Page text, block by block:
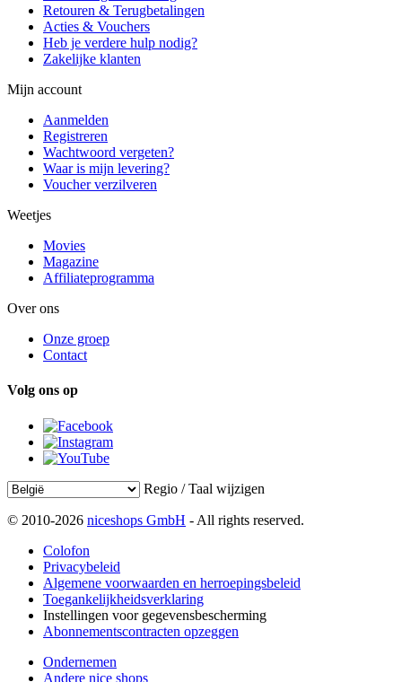
Retouren & Terugbetalingen
Acties & Vouchers
Heb je verdere hulp nodig?
Zakelijke klanten
Mijn account
Aanmelden
Registreren
Wachtwoord vergeten?
Waar is mijn levering?
Voucher verzilveren
Weetjes
Movies
Magazine
Affiliateprogramma
Over ons
Onze groep
Contact
Volg ons op
Regio / Taal wijzigen
© 2010-2026 niceshops GmbH - All rights reserved.
Colofon
Privacybeleid
Algemene voorwaarden en herroepingsbeleid
Toegankelijkheidsverklaring
Instellingen voor gegevensbescherming
Abonnementscontracten opzeggen
Ondernemen
Andere nice shops